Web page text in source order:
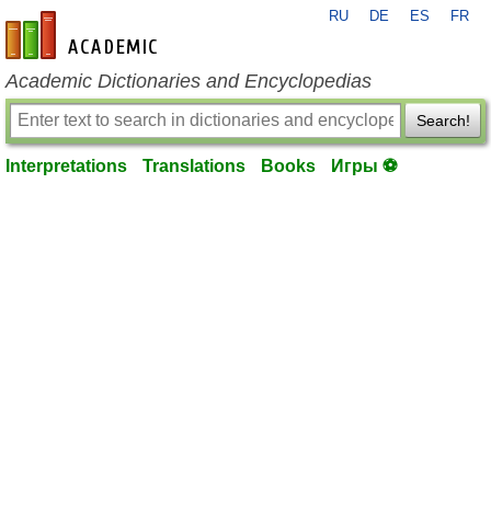
en-academic.com
RU DE ES FR
Academic Dictionaries and Encyclopedias
Search!
Interpretations Translations Books Игры ⚽